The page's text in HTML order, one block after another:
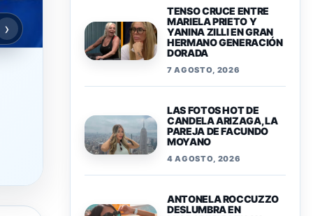
›
TENSO CRUCE ENTRE
MARIELA PRIETO Y
YANINA ZILLI EN GRAN
HERMANO GENERACIÓN
DORADA
7 AGOSTO, 2026
LAS FOTOS HOT DE
CANDELA ARIZAGA, LA
PAREJA DE FACUNDO
MOYANO
4 AGOSTO, 2026
ANTONELA ROCCUZZO
DESLUMBRA EN